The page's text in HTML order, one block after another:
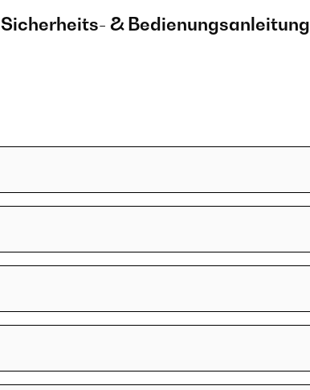
Sicherheits- & Bedienungsanleitung